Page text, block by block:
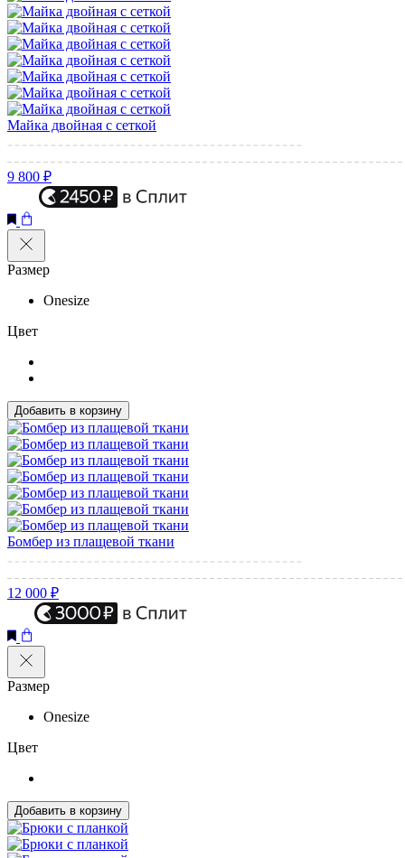
Майка двойная с сеткой
9 800 ₽
Размер
Onesize
Цвет
Добавить в корзину
Бомбер из плащевой ткани
12 000 ₽
Размер
Onesize
Цвет
Добавить в корзину